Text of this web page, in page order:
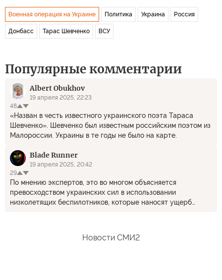
Военная операция на Украине Политика Украина Россия
Донбасс Тарас Шевченко ВСУ
Популярные комментарии
Albert Obukhov
19 апреля 2025, 22:23
48
«Назван в честь известного украинского поэта Тараса
Шевченко». Шевченко был известным российским поэтом из
Малороссии. Украины в те годы не было на карте.
Blade Runner
19 апреля 2025, 20:42
29
По мнению экспертов, это во многом объясняется
превосходством украинских сил в использовании
низколетящих беспилотников, которые наносят ущерб
Новости СМИ2